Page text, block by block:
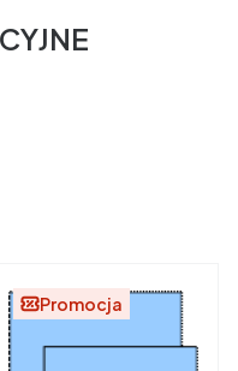
Promocja